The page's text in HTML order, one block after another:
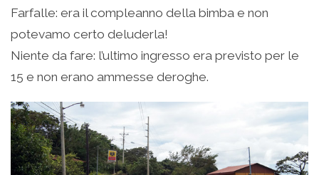
Farfalle: era il compleanno della bimba e non
potevamo certo deluderla!
Niente da fare: l’ultimo ingresso era previsto per le
15 e non erano ammesse deroghe.